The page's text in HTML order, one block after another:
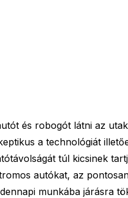
és robogót látni az
a technológiát
túl kicsinek
autókat, az
munkába járásra